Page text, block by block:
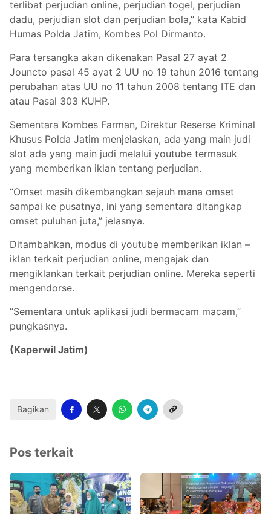
terlibat perjudian online, perjudian togel, perjudian
dadu, perjudian slot dan perjudian bola,” kata Kabid
Humas Polda Jatim, Kombes Pol Dirmanto.
Para tersangka akan dikenakan Pasal 27 ayat 2
Jouncto pasal 45 ayat 2 UU no 19 tahun 2016 tentang
perubahan atas UU no 11 tahun 2008 tentang ITE dan
atau Pasal 303 KUHP.
Sementara Kombes Farman, Direktur Reserse Kriminal
Khusus Polda Jatim menjelaskan, ada yang main judi
slot ada yang main judi melalui youtube termasuk
yang memberikan iklan tentang perjudian.
“Omset masih dikembangkan sejauh mana omset
sampai ke pusatnya, ini yang sementara ditangkap
omset puluhan juta,” jelasnya.
Ditambahkan, modus di youtube memberikan iklan –
iklan terkait perjudian online, mengajak dan
mengiklankan terkait perjudian online. Mereka seperti
mengendorse.
“Sementara untuk aplikasi judi bermacam macam,”
pungkasnya.
(Kaperwil Jatim)
Bagikan
Pos terkait